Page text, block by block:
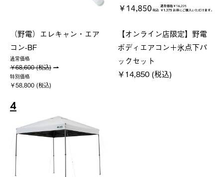
（野電）エレキャン・エア
コン-BF
通常価格
￥68,600 (税込)
特別価格
￥58,800 (税込)
【オンライン店限定】野電
ボディエアコン＋氷点下パ
ックセット
￥14,850 (税込)
4